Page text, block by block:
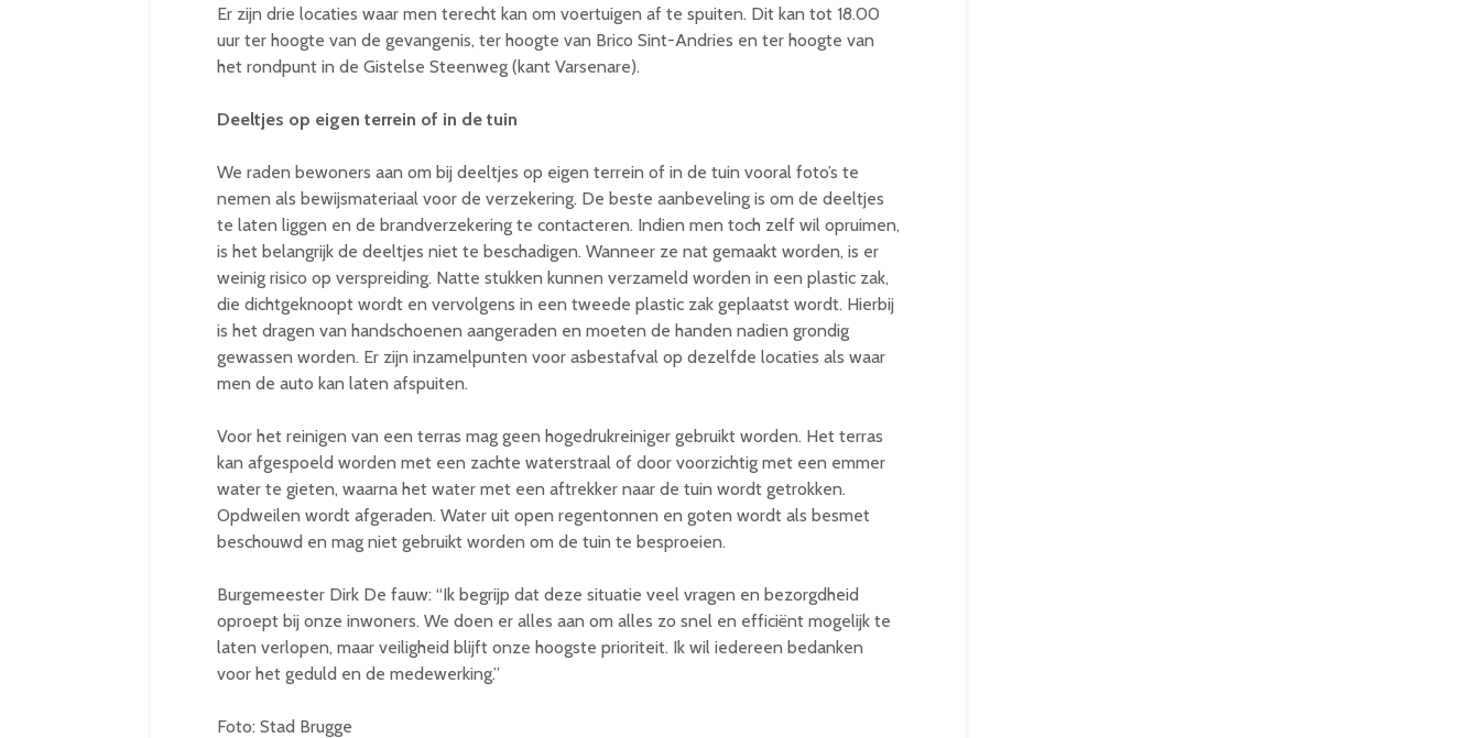
Er zijn drie locaties waar men terecht kan om voertuigen af te spuiten. Dit kan tot 18.00
uur ter hoogte van de gevangenis, ter hoogte van Brico Sint-Andries en ter hoogte van
het rondpunt in de Gistelse Steenweg (kant Varsenare).
Deeltjes op eigen terrein of in de tuin
We raden bewoners aan om bij deeltjes op eigen terrein of in de tuin vooral foto’s te
nemen als bewijsmateriaal voor de verzekering. De beste aanbeveling is om de deeltjes
te laten liggen en de brandverzekering te contacteren. Indien men toch zelf wil opruimen,
is het belangrijk de deeltjes niet te beschadigen. Wanneer ze nat gemaakt worden, is er
weinig risico op verspreiding. Natte stukken kunnen verzameld worden in een plastic zak,
die dichtgeknoopt wordt en vervolgens in een tweede plastic zak geplaatst wordt. Hierbij
is het dragen van handschoenen aangeraden en moeten de handen nadien grondig
gewassen worden. Er zijn inzamelpunten voor asbestafval op dezelfde locaties als waar
men de auto kan laten afspuiten.
Voor het reinigen van een terras mag geen hogedrukreiniger gebruikt worden. Het terras
kan afgespoeld worden met een zachte waterstraal of door voorzichtig met een emmer
water te gieten, waarna het water met een aftrekker naar de tuin wordt getrokken.
Opdweilen wordt afgeraden. Water uit open regentonnen en goten wordt als besmet
beschouwd en mag niet gebruikt worden om de tuin te besproeien.
Burgemeester Dirk De fauw: “Ik begrijp dat deze situatie veel vragen en bezorgdheid
oproept bij onze inwoners. We doen er alles aan om alles zo snel en efficiënt mogelijk te
laten verlopen, maar veiligheid blijft onze hoogste prioriteit. Ik wil iedereen bedanken
voor het geduld en de medewerking.”
Foto: Stad Brugge